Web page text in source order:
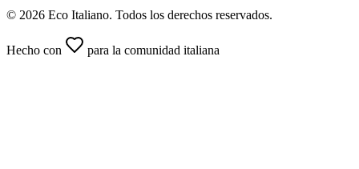
© 2026 Eco Italiano. Todos los derechos reservados.
Hecho con para la comunidad italiana